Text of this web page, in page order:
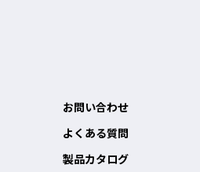
お問い合わせ
よくある質問
製品カタログ